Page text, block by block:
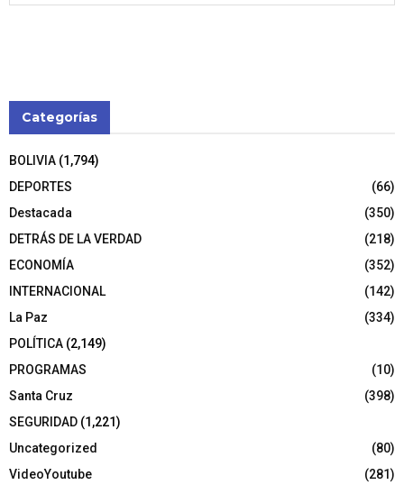
Categorías
BOLIVIA (1,794)
DEPORTES
(66)
Destacada
(350)
DETRÁS DE LA VERDAD
(218)
ECONOMÍA
(352)
INTERNACIONAL
(142)
La Paz
(334)
POLÍTICA (2,149)
PROGRAMAS
(10)
Santa Cruz
(398)
SEGURIDAD (1,221)
Uncategorized
(80)
VideoYoutube
(281)